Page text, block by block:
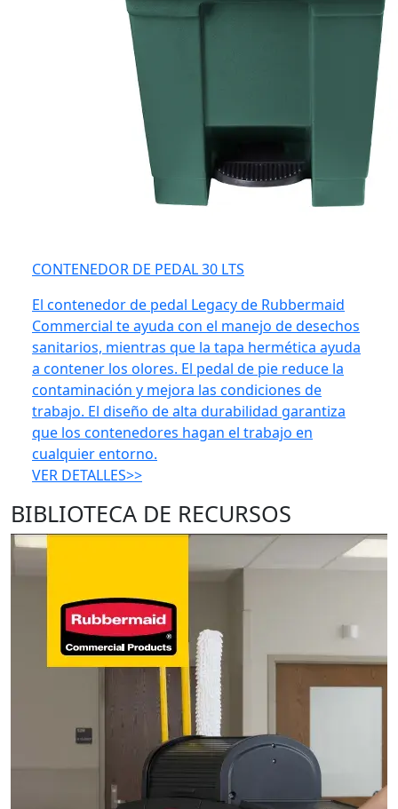
CONTENEDOR DE PEDAL 30 LTS
El contenedor de pedal Legacy de Rubbermaid
Commercial te ayuda con el manejo de desechos
sanitarios, mientras que la tapa hermética ayuda
a contener los olores. El pedal de pie reduce la
contaminación y mejora las condiciones de
trabajo. El diseño de alta durabilidad garantiza
que los contenedores hagan el trabajo en
cualquier entorno.
VER DETALLES>>
BIBLIOTECA DE RECURSOS